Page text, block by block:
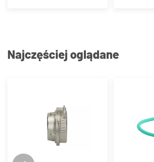
Najczęściej oglądane